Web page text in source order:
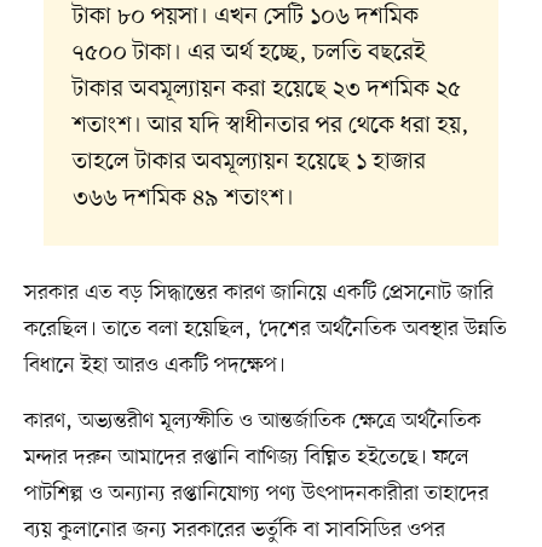
টাকা ৮০ পয়সা। এখন সেটি ১০৬ দশমিক
৭৫০০ টাকা। এর অর্থ হচ্ছে, চলতি বছরেই
টাকার অবমূল্যায়ন করা হয়েছে ২৩ দশমিক ২৫
শতাংশ। আর যদি স্বাধীনতার পর থেকে ধরা হয়,
তাহলে টাকার অবমূল্যায়ন হয়েছে ১ হাজার
৩৬৬ দশমিক ৪৯ শতাংশ।
সরকার এত বড় সিদ্ধান্তের কারণ জানিয়ে একটি প্রেসনোট জারি
করেছিল। তাতে বলা হয়েছিল, ‘দেশের অর্থনৈতিক অবস্থার উন্নতি
বিধানে ইহা আরও একটি পদক্ষেপ।
কারণ, অভ্যন্তরীণ মূল্যস্ফীতি ও আন্তর্জাতিক ক্ষেত্রে অর্থনৈতিক
মন্দার দরুন আমাদের রপ্তানি বাণিজ্য বিঘ্নিত হইতেছে। ফলে
পাটশিল্প ও অন্যান্য রপ্তানিযোগ্য পণ্য উৎপাদনকারীরা তাহাদের
ব্যয় কুলানোর জন্য সরকারের ভর্তুকি বা সাবসিডির ওপর